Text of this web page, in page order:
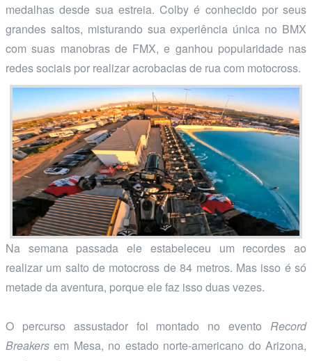
medalhas desde sua estreia. Colby é conhecido por seus
grandes saltos, misturando sua experiência única no BMX
com suas manobras de FMX, e ganhou popularidade nas
redes sociais por realizar acrobacias de rua com motocross.
Na semana passada ele estabeleceu um recordes ao
realizar um salto de motocross de 84 metros. Mas isso é só
metade da aventura, porque ele faz isso duas vezes.
O percurso assustador foi montado no evento Record
Breakers em Mesa, no estado norte-americano do Arizona,